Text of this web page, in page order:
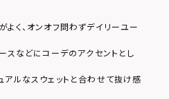
く、オンオフ問わずデイリーユー
スなどにコーデのアクセントとし
ルなスウェットと合わせて抜け感